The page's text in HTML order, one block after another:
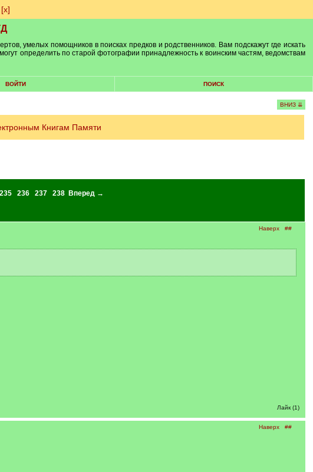
[х]
умелых помощников в поисках предков и родственников. Вам подскажут где искать
определить по старой фотографии принадлежность к воинским частям, ведомствам
ВОЙТИ ПОИСК
ВНИЗ ⇊
Книгам Памяти
235 236 237 238
Вперед →
Наверх ##
Лайк (1)
Наверх ##